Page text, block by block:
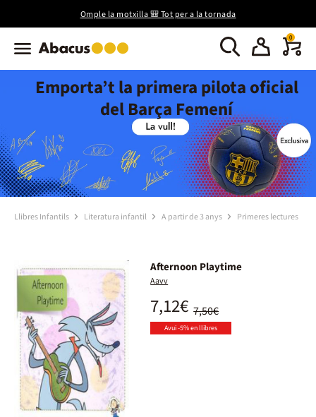
Omple la motxilla 🎒 Tot per a la tornada
0
Emporta’t la primera pilota oficial
del Barça Femení
Llibres Infantils Literatura infantil A partir de 3 anys Primeres lectures
Afternoon Playtime
Aavv
7,50€
7,12€
Avui -5% en llibres